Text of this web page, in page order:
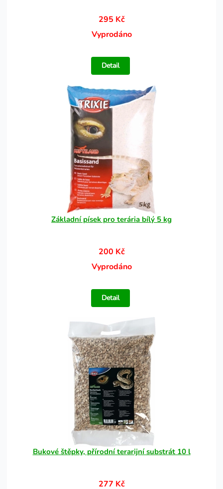
295 Kč
Vyprodáno
Detail
Základní písek pro terária bílý 5 kg
200 Kč
Vyprodáno
Detail
Bukové štěpky, přírodní terarijní substrát 10 l
277 Kč